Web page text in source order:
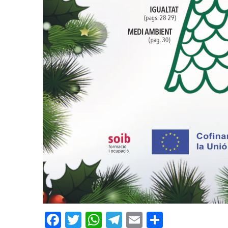
Facebook
Twitter
WhatsApp
Telegram
Email